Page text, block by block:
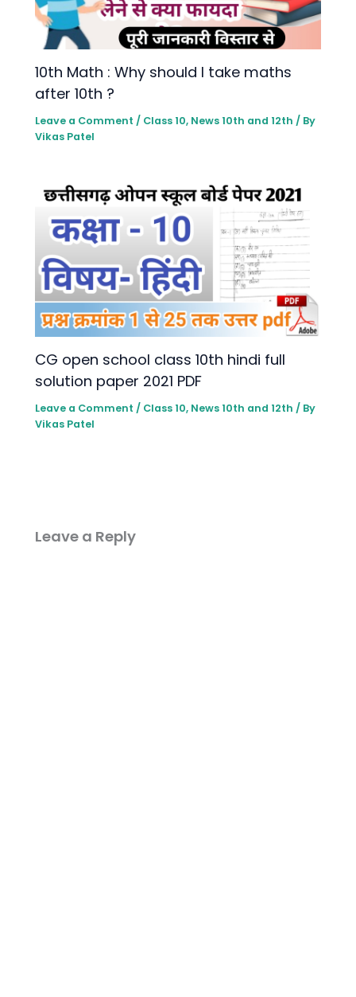
10th Math : Why should I take maths
after 10th ?
Leave a Comment / Class 10, News 10th and 12th / By
Vikas Patel
CG open school class 10th hindi full
solution paper 2021 PDF
Leave a Comment / Class 10, News 10th and 12th / By
Vikas Patel
Leave a Reply